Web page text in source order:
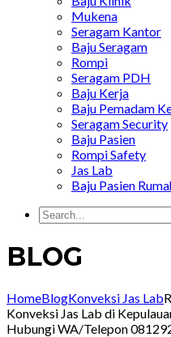
Mukena
Seragam Kantor
Baju Seragam
Rompi
Seragam PDH
Baju Kerja
Baju Pemadam
Seragam Security
Baju Pasien
Rompi Safety
Jas Lab
Baju Pasien
BLOG
HomeBlogKonveksi Jas Lab
Konveksi Jas Lab di
Hubungi WA/Telepon